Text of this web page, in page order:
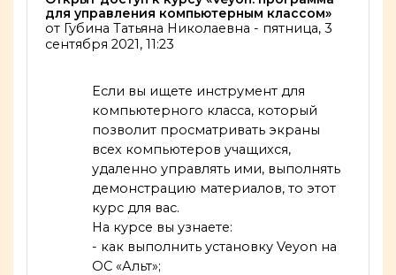
для управления компьютерным классом»
от Губина Татьяна Николаевна - пятница, 3
сентября 2021, 11:23
Если вы ищете инструмент для
компьютерного класса, который
позволит просматривать экраны
всех компьютеров учащихся,
удаленно управлять ими, выполнять
демонстрацию материалов, то этот
курс для вас.
На курсе вы узнаете:
- как выполнить установку Veyon на
ОС «Альт»;